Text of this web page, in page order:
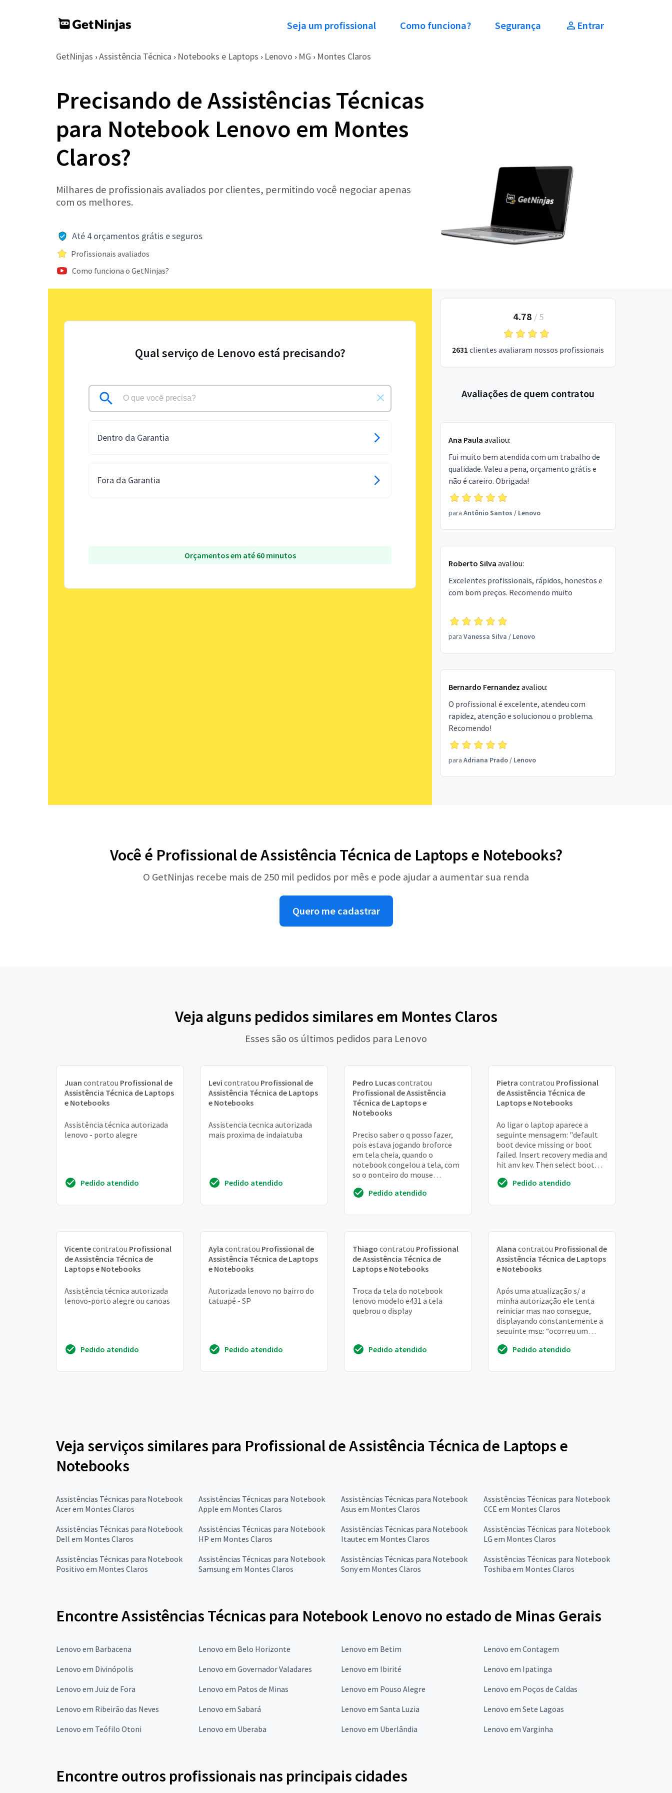
Seja um profissional Como funciona? Segurança Entrar
GetNinjas › Assistência Técnica › Notebooks e Laptops › Lenovo › MG › Montes Claros
Precisando de Assistências Técnicas
para Notebook Lenovo em Montes
Claros?
Milhares de profissionais avaliados por clientes, permitindo você negociar apenas
com os melhores.
Até 4 orçamentos grátis e seguros
Profissionais avaliados
Como funciona o GetNinjas?
Qual serviço de Lenovo está precisando?
Dentro da Garantia
Fora da Garantia
Orçamentos em até 60 minutos
4.78 / 5
2631 clientes avaliaram nossos profissionais
Avaliações de quem contratou
Ana Paula avaliou:
Fui muito bem atendida com um trabalho de
qualidade. Valeu a pena, orçamento grátis e
não é careiro. Obrigada!
para Antônio Santos / Lenovo
Roberto Silva avaliou:
Excelentes profissionais, rápidos, honestos e
com bom preços. Recomendo muito
para Vanessa Silva / Lenovo
Bernardo Fernandez avaliou:
O profissional é excelente, atendeu com
rapidez, atenção e solucionou o problema.
Recomendo!
para Adriana Prado/ Lenovo
Você é Profissional de Assistência Técnica de Laptops e Notebooks?
O GetNinjas recebe mais de 250 mil pedidos por mês e pode ajudar a aumentar sua renda
Quero me cadastrar
Veja alguns pedidos similares em Montes Claros
Esses são os últimos pedidos para Lenovo
Juan contratou Profissional de
Assistência Técnica de Laptops
e Notebooks
Assistência técnica autorizada
lenovo - porto alegre
Pedido atendido
Levi contratou Profissional de
Assistência Técnica de Laptops
e Notebooks
Assistencia tecnica autorizada
mais proxima de indaiatuba
Pedido atendido
Pedro Lucascontratou
Profissional de Assistência
Técnica de Laptops e
Notebooks
Preciso saber o q posso fazer,
pois estava jogando broforce
em tela cheia, quando o
notebook congelou a tela, com
so o ponteiro do mouse
botao de ligar por...
Pedido atendido
Pietra contratou Profissional
de Assistência Técnica de
Laptops e Notebooks
Ao ligar o laptop aparece a
seguinte mensagem: "default
boot device missing or boot
failed. Insert recovery media and
hit any key. Then select boot
device or ...
Pedido atendido
Vicentecontratou Profissional
de Assistência Técnica de
Laptops e Notebooks
Assistência técnica autorizada
lenovo-porto alegre ou canoas
Pedido atendido
Ayla contratou Profissional de
Assistência Técnica de Laptops
e Notebooks
Autorizada lenovo no bairro do
tatuapé - SP
Pedido atendido
Thiago contratou Profissional
de Assistência Técnica de
Laptops e Notebooks
Troca da tela do notebook
lenovo modelo e431 a tela
quebrou o display
Pedido atendido
Alana contratou Profissional de
Assistência Técnica de Laptops
e Notebooks
Após uma atualização s/ a
minha autorização ele tenta
reiniciar mas nao consegue,
displayando constantemente a
seguinte msg: “ocorreu um
reiniciado. Estamos ...
Pedido atendido
Veja serviços similares para Profissional de Assistência Técnica de Laptops e
Notebooks
Assistências Técnicas para Notebook
Acer em Montes Claros
Assistências Técnicas para Notebook
Apple em Montes Claros
Assistências Técnicas para Notebook
Asus em Montes Claros
Assistências Técnicas para Notebook
CCE em Montes Claros
Assistências Técnicas para Notebook
Dell em Montes Claros
Assistências Técnicas para Notebook
HP em Montes Claros
Assistências Técnicas para Notebook
Itautec em Montes Claros
Assistências Técnicas para Notebook
LG em Montes Claros
Assistências Técnicas para Notebook
Positivo em Montes Claros
Assistências Técnicas para Notebook
Samsung em Montes Claros
Assistências Técnicas para Notebook
Sony em Montes Claros
Assistências Técnicas para Notebook
Toshiba em Montes Claros
Encontre Assistências Técnicas para Notebook Lenovo no estado de Minas Gerais
Lenovo em Barbacena Lenovo em Belo Horizonte Lenovo em Betim
Lenovo em Contagem
Lenovo em Divinópolis
Lenovo em Governador Valadares Lenovo em Ibirité
Lenovo em Ipatinga
Lenovo em Juiz de Fora
Lenovo em Patos de Minas Lenovo em Pouso Alegre
Lenovo em Poços de Caldas
Lenovo em Ribeirão das Neves
Lenovo em Sabará Lenovo em Santa Luzia
Lenovo em Sete Lagoas
Lenovo em Teófilo Otoni
Lenovo em Uberaba Lenovo em Uberlândia Lenovo em Varginha
Encontre outros profissionais nas principais cidades